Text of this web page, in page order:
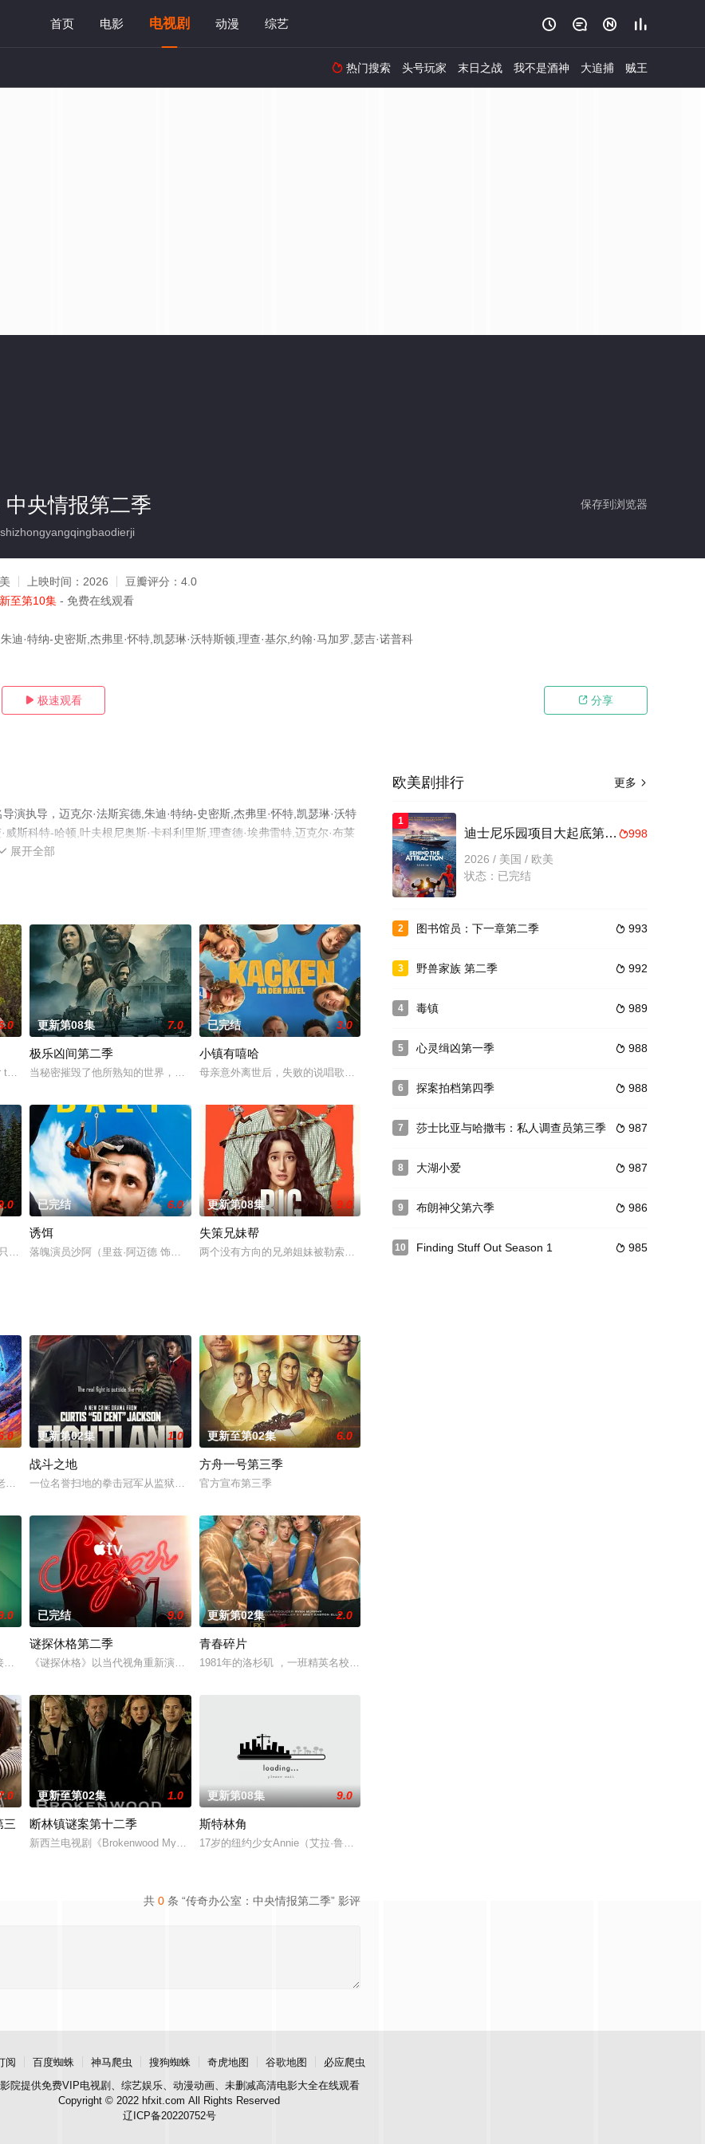
首页 电影 电视剧 动漫 综艺    
 热门搜索 头号玩家 末日之战 我不是酒神 大追捕 贼王
保存到浏览器
央情报第二季
上映时间： 2026 豆瓣评分： 4.0
至第10集 - 免费在线观看
迪·特纳-史密斯,杰弗里·怀特,凯瑟琳·沃特斯顿,理查·基尔,约翰·马加罗,瑟吉·诺普科
 极速观看  分享
演执导，迈克尔·法斯宾德,朱迪·特纳-史密斯,杰弗里·怀特,凯瑟琳·沃特
斯科特-哈顿,叶夫根尼奥斯·卡科利里斯,理查德·埃弗雷特,迈克尔·布莱
观看高清无删减完整版电视剧全集就上星辰影视，更多相关信息可移步
展开全部
series FATHER BROWN is
更新第08集 7.0
极乐凶间第二季
当秘密摧毁了他所熟知的世界，冲突之后，更多内幕将被揭开。
已完结 3.0
小镇有嘻哈
母亲意外离世后，失败的说唱歌手托尼不情愿地回到自己所鄙视的家乡，结果得知自己居然有个儿子。
他亲爱的Clea七年前
名叫布鲁的迷途狗组队，在荒野中破解谜团，于危险与疗愈中缔结了意想不到的羁绊。
已完结 6.0
诱饵
落魄演员沙阿（里兹·阿迈德 饰）成功参加了下一任詹姆斯·邦德的试镜，但当每个人都对他是否适合这份工作发表意见时，
更新第08集 9.0
失策兄妹帮
两个没有方向的兄弟姐妹被勒索到有组织犯罪的世界。
生活。然而，当地接连发生游客离奇死亡事件，他不得不
斯图尔特·布鲁姆，他弄坏了一个谢尔顿和莱纳德制造的设备，意外导致了多元宇宙的世界末
更新第02集 1.0
战斗之地
一位名誉扫地的拳击冠军从监狱获释，返回伦敦，对背叛他的犯罪家族进行报复。
更新至第02集 6.0
方舟一号第三季
官方宣布第三季
Arces
“净化”后幸存下来，但记忆却已丧失，而地堡正从叛乱中恢复，并面临
已完结 9.0
谜探休格第二季
《谜探休格》以当代视角重新演绎了文学、电影和电视史上最受欢迎且意义重大的题材之一——私家侦探故事。
更新第02集 2.0
青春碎片
1981年的洛杉矶 ，一班精英名校的高中生原本过住灿烂生活，直至一位神秘转校生出现。与此同时，专门猎杀
三
更新至第02集 1.0
断林镇谜案第十二季
新西兰电视剧《Brokenwood Mysterie》第12季将于4月6日在Acorn TV首播。第六季的后续剧
更新第08集 9.0
斯特林角
17岁的纽约少女Annie（艾拉·鲁宾 饰）和双胞胎哥哥由养父抚养长大。她无意中继承了神秘外祖父在加拿大的
共 0 条 “传奇办公室：中央情报第二季” 影评
更多 
欧美剧排行
1
998
迪士尼乐园项目大起底第三季
2026 / 美国 / 欧美
状态：已完结
2  993
图书馆员：下一章第二季
3  992
野兽家族 第二季
4  989
毒镇
5  988
心灵缉凶第一季
6  988
探案拍档第四季
7  987
莎士比亚与哈撒韦：私人调查员第三季
8  987
大湖小爱
9  986
布朗神父第六季
10  985
Finding Stuff Out Season 1
阅 百度蜘蛛 神马爬虫 搜狗蜘蛛 奇虎地图 谷歌地图
必应爬虫
院提供免费VIP电视剧、综艺娱乐、动漫动画、未删减高清电影大全在线观看
Copyright © 2022 hfxit.com All Rights Reserved
辽ICP备20220752号